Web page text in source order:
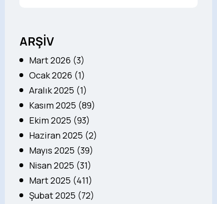
ARŞİV
Mart 2026 (3)
Ocak 2026 (1)
Aralık 2025 (1)
Kasım 2025 (89)
Ekim 2025 (93)
Haziran 2025 (2)
Mayıs 2025 (39)
Nisan 2025 (31)
Mart 2025 (411)
Şubat 2025 (72)